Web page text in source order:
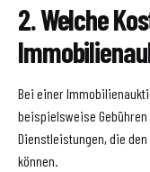
2. Welche
Bei einer
beispielsweise
Dienstleistungen, die
können.